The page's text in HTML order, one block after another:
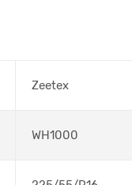
Zeetex
WH1000